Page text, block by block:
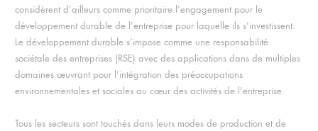
considèrent d’ailleurs comme prioritaire l’engagement pour le
développement durable de l’entreprise pour laquelle ils s’investissent.
Le développement durable s’impose comme une responsabilité
sociétale des entreprises (RSE) avec des applications dans de multiples
domaines œuvrant pour l’intégration des préoccupations
environnementales et sociales au cœur des activités de l’entreprise.
Tous les secteurs sont touchés dans leurs modes de production et de